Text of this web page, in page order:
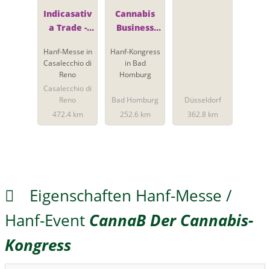
Indicasativ
a Trade -
Hanf-Messe in
Casalecchio di
Reno
Casalecchio di
Reno
472.4 km
Cannabis
Business
Hanf-Kongress
in Bad
Homburg
Bad Homburg
252.6 km
Düsseldorf
362.8 km
Eigenschaften Hanf-Messe /
Hanf-Event CannaB Der Cannabis-
Kongress